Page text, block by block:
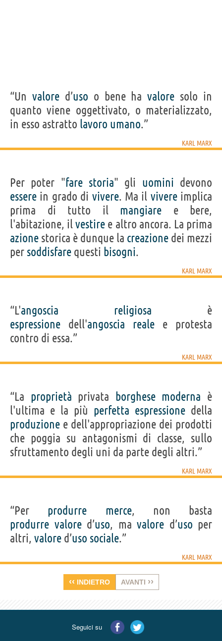
“Un valored’uso o bene havalore solo in
quanto viene oggettivato, o materializzato,
in esso astratto lavoro umano.”
KARL MARX
Per poter "fare storia" gli uomini devono
essere in grado di vivere. Ma il vivereimplica
prima di tutto il mangiare e bere,
l'abitazione, ilvestire e altro ancora. La prima
azione storica è dunque la creazione dei mezzi
per soddisfare questi bisogni.
KARL MARX
“L'angoscia religiosa è
espressione dell'angoscia reale e protesta
contro di essa.”
KARL MARX
“La proprietà privata borghese moderna è
l'ultima e la più perfetta espressione della
produzione e dell'appropriazione dei prodotti
che poggia su antagonismi di classe, sullo
sfruttamento degli uni da parte degli altri.”
KARL MARX
“Per produrre merce, non basta
produrre valored’uso, ma valore d’uso per
altri, valore d’uso sociale.”
KARL MARX
‹‹ INDIETRO AVANTI ››
Seguici su